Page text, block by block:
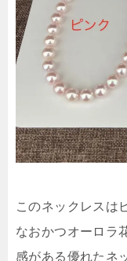
このネックレスは
なおかつオーロラ
感がある優れたネ